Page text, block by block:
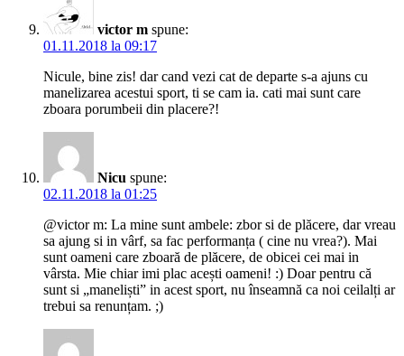
victor m spune:
01.11.2018 la 09:17
Nicule, bine zis! dar cand vezi cat de departe s-a ajuns cu
manelizarea acestui sport, ti se cam ia. cati mai sunt care
zboara porumbeii din placere?!
Nicu spune:
02.11.2018 la 01:25
@victor m: La mine sunt ambele: zbor si de plăcere, dar vreau
sa ajung si in vârf, sa fac performanța ( cine nu vrea?). Mai
sunt oameni care zboară de plăcere, de obicei cei mai in
vârsta. Mie chiar imi plac acești oameni! :) Doar pentru că
sunt si „maneliști” in acest sport, nu înseamnă ca noi ceilalți ar
trebui sa renunțam. ;)